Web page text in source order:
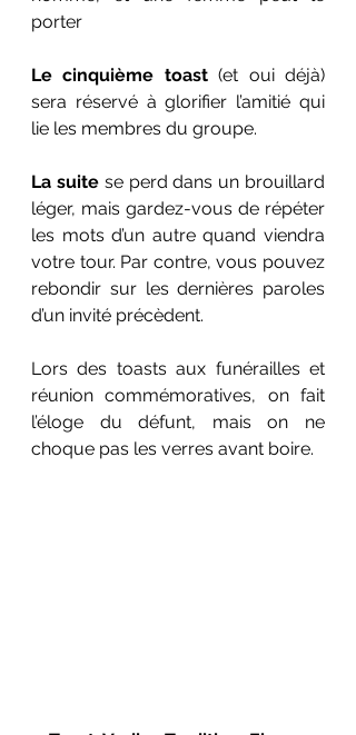
porter
Le cinquième toast (et oui déjà)
sera réservé à glorifier l’amitié qui
lie les membres du groupe.
La suite se perd dans un brouillard
léger, mais gardez-vous de répéter
les mots d’un autre quand viendra
votre tour. Par contre, vous pouvez
rebondir sur les dernières paroles
d’un invité précèdent.
Lors des toasts aux funérailles et
réunion commémoratives, on fait
l’éloge du défunt, mais on ne
choque pas les verres avant boire.